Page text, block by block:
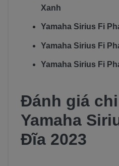
Xanh
Yamaha Sirius Fi
Yamaha Sirius Fi
Yamaha Sirius Fi
Đánh giá
Yamaha
Đĩa 2023